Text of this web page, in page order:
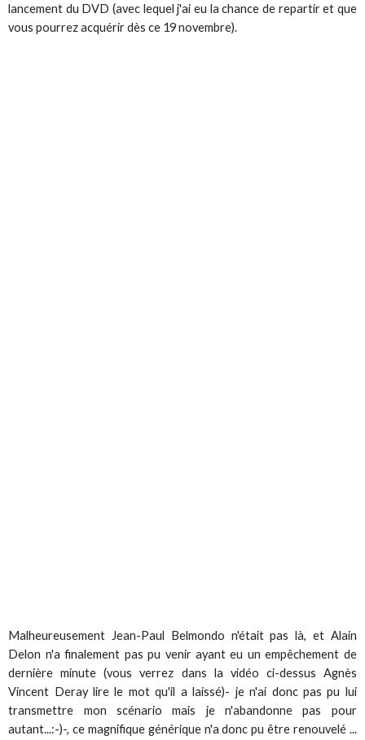
lancement du DVD (avec lequel j'ai eu la chance de repartir et que
vous pourrez acquérir dès ce 19 novembre).
Malheureusement Jean-Paul Belmondo n'était pas là, et Alain
Delon n'a finalement pas pu venir ayant eu un empêchement de
dernière minute (vous verrez dans la vidéo ci-dessus Agnès
Vincent Deray lire le mot qu'il a laissé)- je n'ai donc pas pu lui
transmettre mon scénario mais je n'abandonne pas pour
autant...:-)-, ce magnifique générique n'a donc pu être renouvelé ...